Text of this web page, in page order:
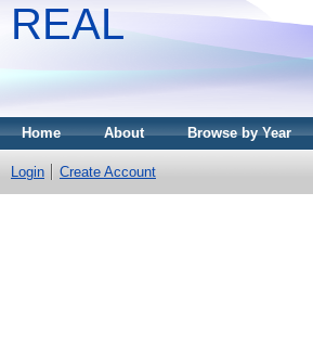
REAL
Home About Browse by Year
Login Create Account